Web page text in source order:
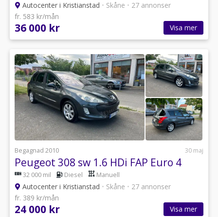
Autocenter i Kristianstad • Skåne • 27 annonser
fr. 583 kr/mån
36 000 kr Visa mer
Begagnad 2010 30 maj
Peugeot 308 sw 1.6 HDi FAP Euro 4
32 000 mil Diesel Manuell
Autocenter i Kristianstad • Skåne • 27 annonser
fr. 389 kr/mån
24 000 kr Visa mer